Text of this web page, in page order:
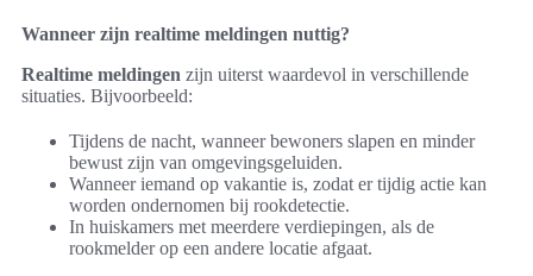
Wanneer zijn realtime meldingen nuttig?
Realtime meldingen zijn uiterst waardevol in verschillende
situaties. Bijvoorbeeld:
Tijdens de nacht, wanneer bewoners slapen en minder
bewust zijn van omgevingsgeluiden.
Wanneer iemand op vakantie is, zodat er tijdig actie kan
worden ondernomen bij rookdetectie.
In huiskamers met meerdere verdiepingen, als de
rookmelder op een andere locatie afgaat.